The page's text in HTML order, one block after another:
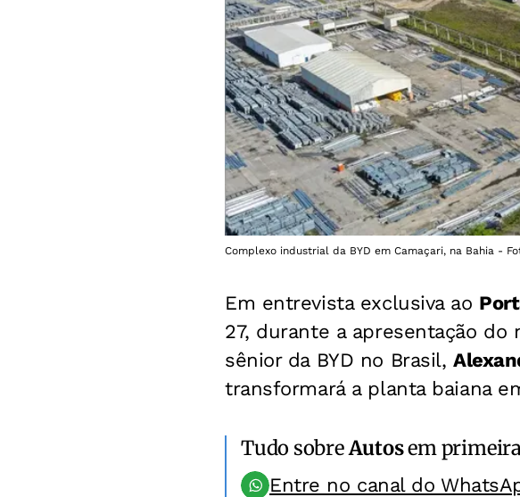
Complexo industrial da BYD em Camaçari, na Bahia -
Em entrevista exclusiva ao
27, durante a apresentação do
sênior da BYD no Brasil,
transformará a planta baiana
Tudo sobreAutosem
Entre no canal do